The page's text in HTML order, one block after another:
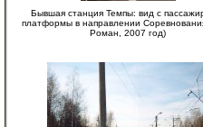
Бывшая станция Темпы: вид с
платформы в направлении
Роман, 2007 год)